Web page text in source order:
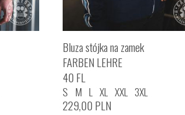
Bluza stójka na zamek
FARBEN LEHRE
40 FL
S M L XL XXL 3XL
229,00 PLN